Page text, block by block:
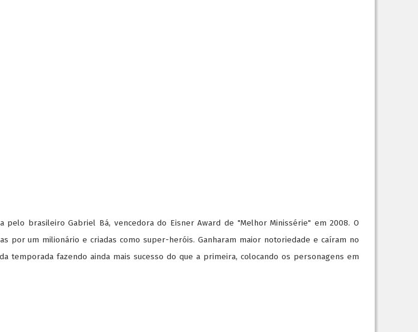
brasileiro Gabriel Bá, vencedora do Eisner Award de "Melhor Minissérie" em 2008. O
por um milionário e criadas como super-heróis. Ganharam maior notoriedade e caíram no
temporada fazendo ainda mais sucesso do que a primeira, colocando os personagens em